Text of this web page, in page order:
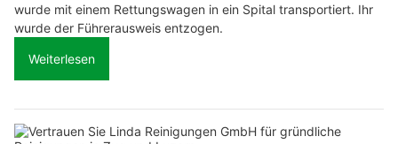
wurde mit einem Rettungswagen in ein Spital transportiert. Ihr
wurde der Führerausweis entzogen.
Weiterlesen